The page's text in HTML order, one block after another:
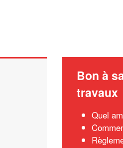
Bon à
travaux
Quel